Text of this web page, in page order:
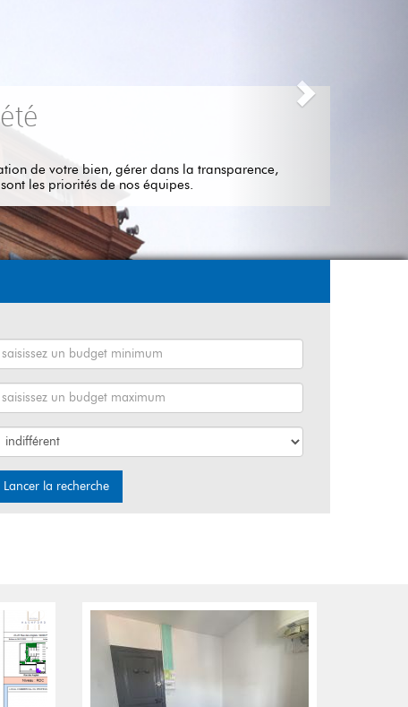
bien, gérer dans la transparence,
de nos équipes.
Lancer la recherche